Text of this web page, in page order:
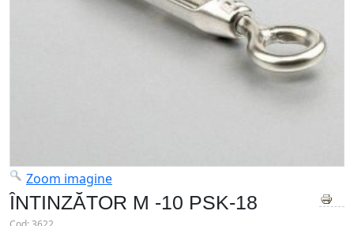
Zoom imagine
ÎNTINZĂTOR M -10 PSK-18